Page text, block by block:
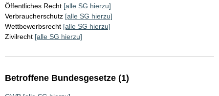
Öffentliches Recht [alle SG hierzu]
Verbraucherschutz [alle SG hierzu]
Wettbewerbsrecht [alle SG hierzu]
Zivilrecht [alle SG hierzu]
Betroffene Bundesgesetze (1)